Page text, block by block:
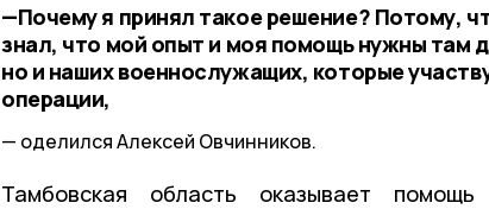
—Почему я принял такое решение? Потому,
знал, что мой опыт и моя помощь нужны там
но и наших военнослужащих, которые
операции,
оделился Алексей Овчинников.
Тамбовская область оказывает